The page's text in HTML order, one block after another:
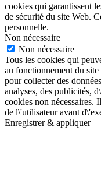
cookies qui garantissent
de sécurité du site Web.
personnelle.
Non nécessaire
Non nécessaire
Tous les cookies qui
au fonctionnement du
pour collecter des
analyses, des publicités,
cookies non nécessaires.
de l\'utilisateur avant
Enregistrer & appliquer